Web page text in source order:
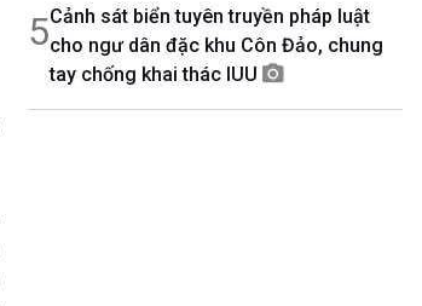
5Cảnh sát biển tuyên truyền pháp luật
cho ngư dân đặc khu Côn Đảo, chung
tay chống khai thác IUU